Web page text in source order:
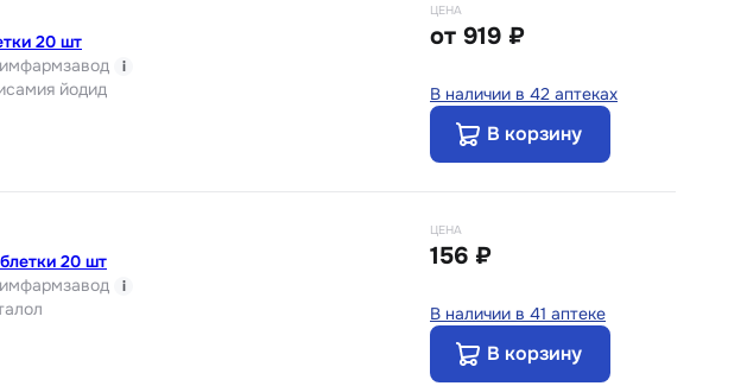
20 шт
i
йодид
ЦЕНА
от 919 ₽
В наличии в 42 аптеках
В корзину
20 шт
i
ЦЕНА
156 ₽
В наличии в 41 аптеке
В корзину